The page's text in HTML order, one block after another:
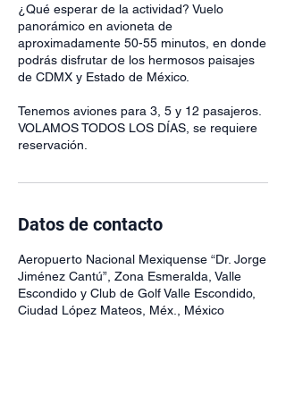
¿Qué esperar de la actividad? Vuelo
panorámico en avioneta de
aproximadamente 50-55 minutos, en donde
podrás disfrutar de los hermosos paisajes
de CDMX y Estado de México.
Tenemos aviones para 3, 5 y 12 pasajeros.
VOLAMOS TODOS LOS DÍAS, se requiere
reservación.
Datos de contacto
Aeropuerto Nacional Mexiquense “Dr. Jorge
Jiménez Cantú”, Zona Esmeralda, Valle
Escondido y Club de Golf Valle Escondido,
Ciudad López Mateos, Méx., México